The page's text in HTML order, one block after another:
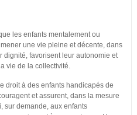
les enfants mentalement ou
une vie pleine et décente, dans
favorisent leur autonomie et
vie de la collectivité.
droit à des enfants handicapés de
et assurent, dans la mesure
sur demande, aux enfants